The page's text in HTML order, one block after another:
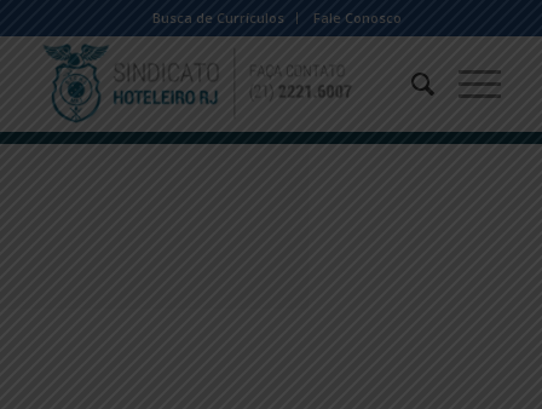
Busca de Currículos Fale Conosco